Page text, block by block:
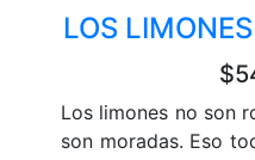
LOS
Los limones no son
son moradas. Eso